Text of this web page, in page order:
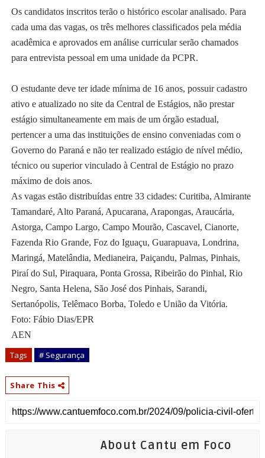
Os candidatos inscritos terão o histórico escolar analisado. Para
cada uma das vagas, os três melhores classificados pela média
acadêmica e aprovados em análise curricular serão chamados
para entrevista pessoal em uma unidade da PCPR.
O estudante deve ter idade mínima de 16 anos, possuir cadastro
ativo e atualizado no site da Central de Estágios, não prestar
estágio simultaneamente em mais de um órgão estadual,
pertencer a uma das instituições de ensino conveniadas com o
Governo do Paraná e não ter realizado estágio de nível médio,
técnico ou superior vinculado à Central de Estágio no prazo
máximo de dois anos.
As vagas estão distribuídas entre 33 cidades: Curitiba, Almirante
Tamandaré, Alto Paraná, Apucarana, Arapongas, Araucária,
Astorga, Campo Largo, Campo Mourão, Cascavel, Cianorte,
Fazenda Rio Grande, Foz do Iguaçu, Guarapuava, Londrina,
Maringá, Matelândia, Medianeira, Paiçandu, Palmas, Pinhais,
Piraí do Sul, Piraquara, Ponta Grossa, Ribeirão do Pinhal, Rio
Negro, Santa Helena, São José dos Pinhais, Sarandi,
Sertanópolis, Telêmaco Borba, Toledo e União da Vitória.
Foto: Fábio Dias/EPR
AEN
Tags # Segurança
Share This
About Cantu em Foco